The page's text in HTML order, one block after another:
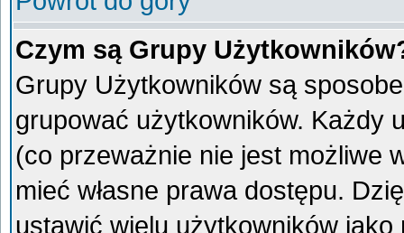
Czym są Grupy
Grupy Użytkowników są
grupować użytkowników. Każdy
(co przeważnie nie jest możliwe
mieć własne prawa dostępu.
ustawić wielu użytkowników